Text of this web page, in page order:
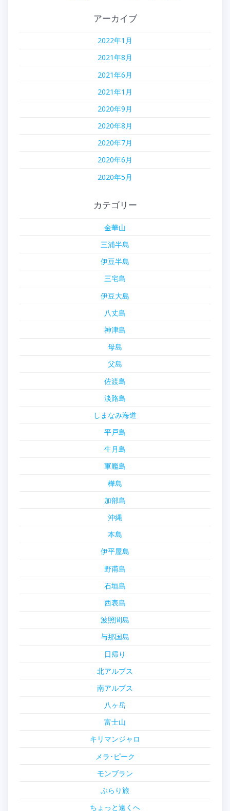
アーカイブ
2022年1月
2021年8月
2021年6月
2021年1月
2020年9月
2020年8月
2020年7月
2020年6月
2020年5月
カテゴリー
金華山
三浦半島
伊豆半島
三宅島
伊豆大島
八丈島
神津島
母島
父島
佐渡島
淡路島
しまなみ海道
平戸島
生月島
軍艦島
樺島
加部島
沖縄
本島
伊平屋島
野甫島
石垣島
西表島
波照間島
与那国島
日帰り
北アルプス
南アルプス
八ヶ岳
富士山
キリマンジャロ
メラ･ピーク
モンブラン
ぶらり旅
ちょっと遠くへ